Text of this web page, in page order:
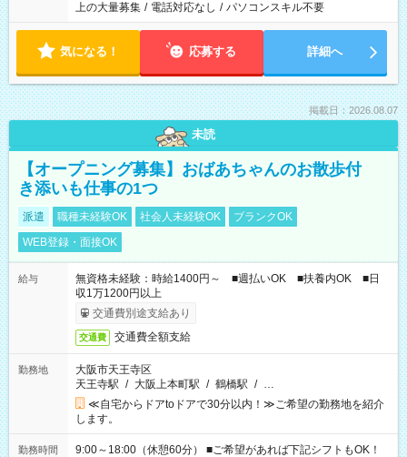
上の大量募集 / 電話対応なし / パソコンスキル不要
気になる！ 応募する 詳細へ
掲載日：2026.08.07
未読
【オープニング募集】おばあちゃんのお散歩付
き添いも仕事の1つ
派遣 職種未経験OK 社会人未経験OK
ブランクOK
WEB登録・面接OK
給与
無資格未経験：時給1400円～ ■週払いOK ■扶養内OK ■日
収1万1200円以上
交通費別途支給あり
交通費 交通費全額支給
勤務地
大阪市天王寺区
天王寺駅 / 大阪上本町駅 / 鶴橋駅 / …
≪自宅からドアtoドアで30分以内！≫ご希望の勤務地を紹介
します。
勤務時間
9:00～18:00（休憩60分） ■ご希望があれば下記シフトもOK！